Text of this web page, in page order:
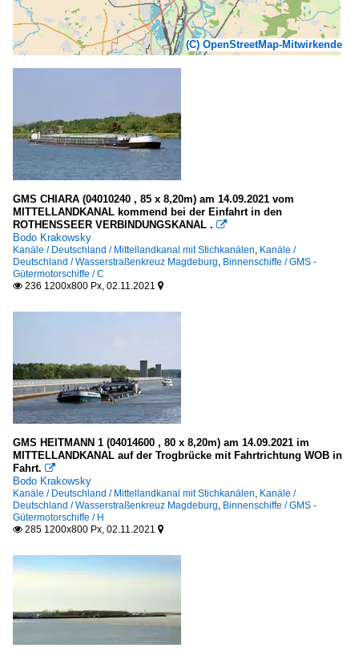
(C) OpenStreetMap-Mitwirkende
GMS CHIARA (04010240 , 85 x 8,20m) am 14.09.2021 vom
MITTELLANDKANAL kommend bei der Einfahrt in den
ROTHENSSEER VERBINDUNGSKANAL . 
Bodo Krakowsky
Kanäle / Deutschland / Mittellandkanal mit Stichkanälen, Kanäle /
Deutschland / Wasserstraßenkreuz Magdeburg, Binnenschiffe / GMS -
Gütermotorschiffe / C
 236 1200x800 Px, 02.11.2021 
GMS HEITMANN 1 (04014600 , 80 x 8,20m) am 14.09.2021 im
MITTELLANDKANAL auf der Trogbrücke mit Fahrtrichtung WOB in
Fahrt. 
Bodo Krakowsky
Kanäle / Deutschland / Mittellandkanal mit Stichkanälen, Kanäle /
Deutschland / Wasserstraßenkreuz Magdeburg, Binnenschiffe / GMS -
Gütermotorschiffe / H
 285 1200x800 Px, 02.11.2021 